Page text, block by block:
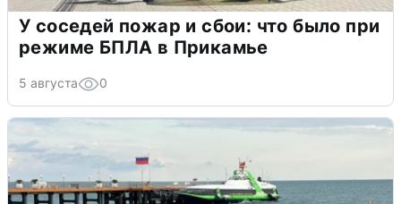
У соседей пожар и сбои: что было при
режиме БПЛА в Прикамье
5 августа 0